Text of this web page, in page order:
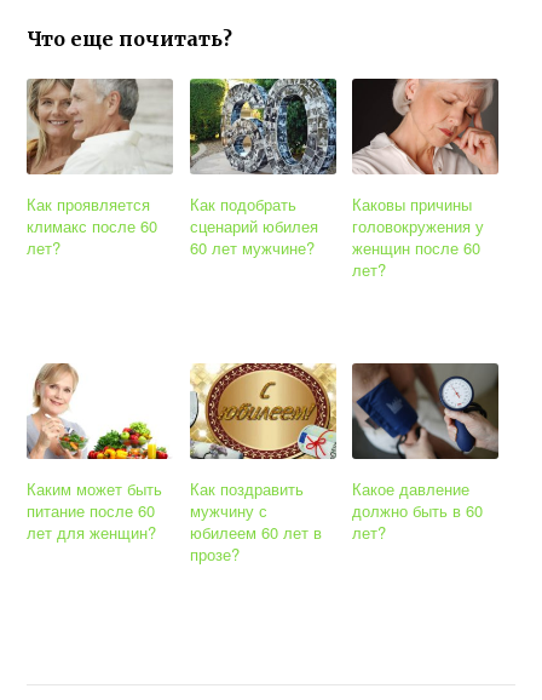
Что еще почитать?
Как проявляется
климакс после 60
лет?
Как подобрать
сценарий юбилея
60 лет мужчине?
Каковы причины
головокружения у
женщин после 60
лет?
Каким может быть
питание после 60
лет для женщин?
Как поздравить
мужчину с
юбилеем 60 лет в
прозе?
Какое давление
должно быть в 60
лет?